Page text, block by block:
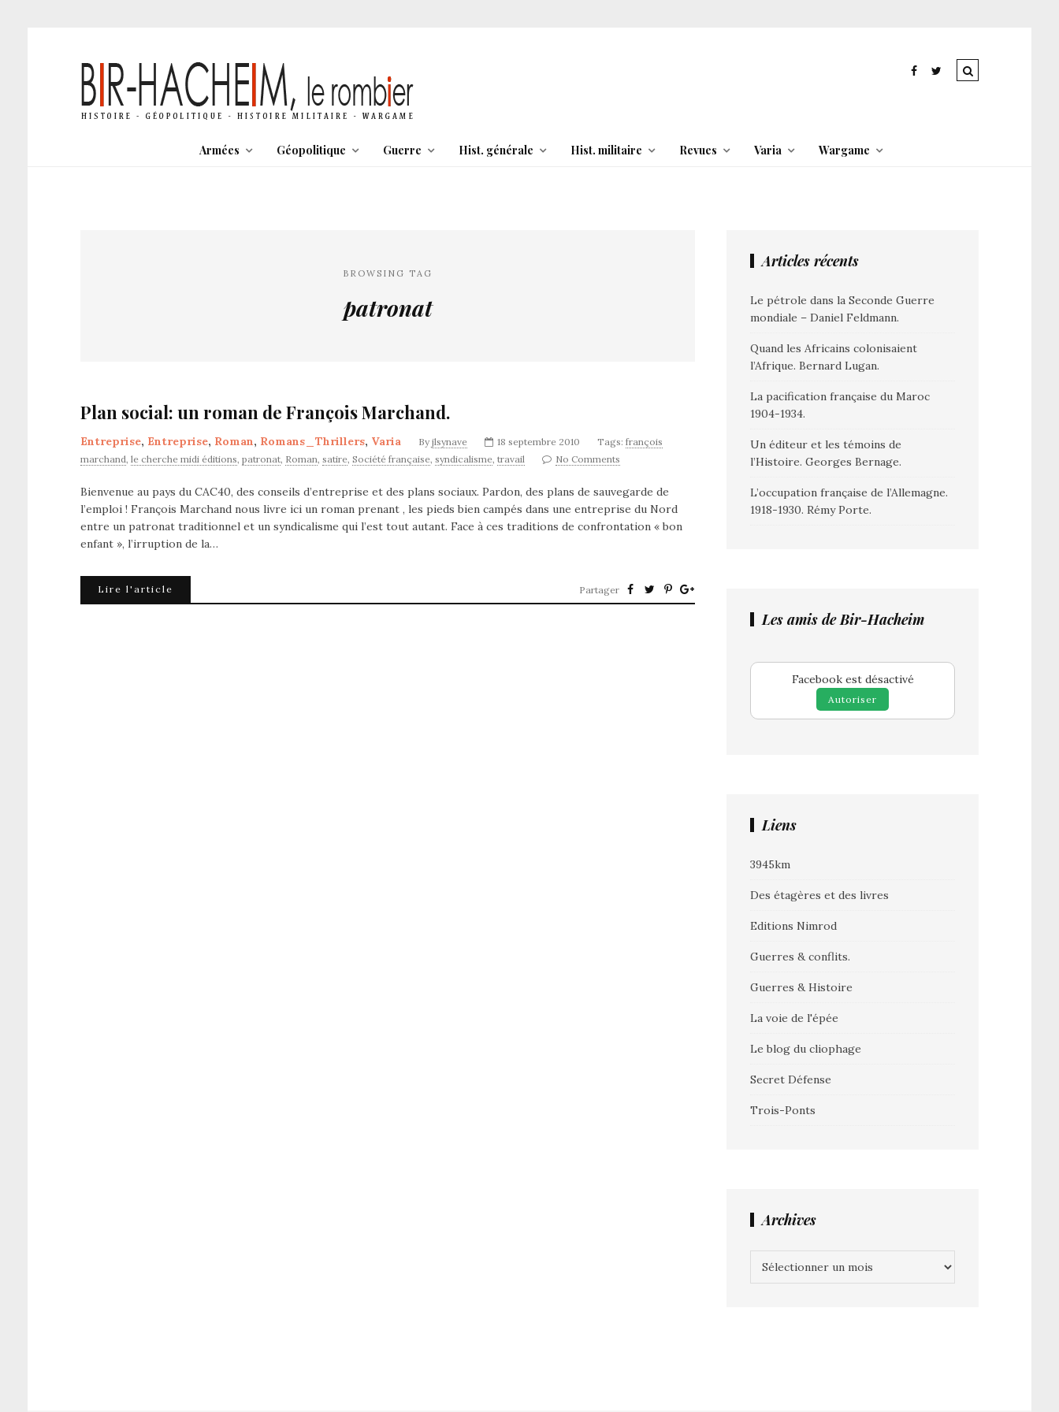
Armées Géopolitique Guerre Hist. générale Hist. militaire Revues Varia Wargame
BROWSING TAG
patronat
Plan social: un roman de François Marchand.
Entreprise, Entreprise, Roman, Romans_Thrillers, Varia By jlsynave 18 septembre 2010 Tags: françois
marchand, le cherche midi éditions, patronat, Roman, satire, Société française, syndicalisme, travail No Comments
Bienvenue au pays du CAC40, des conseils d’entreprise et des plans sociaux. Pardon, des plans de sauvegarde de
l’emploi ! François Marchand nous livre ici un roman prenant , les pieds bien campés dans une entreprise du Nord
entre un patronat traditionnel et un syndicalisme qui l’est tout autant. Face à ces traditions de confrontation « bon
enfant », l’irruption de la…
Lire l'article Partager
Articles récents
Le pétrole dans la Seconde Guerre
mondiale – Daniel Feldmann.
Quand les Africains colonisaient
l’Afrique. Bernard Lugan.
La pacification française du Maroc
1904-1934.
Un éditeur et les témoins de
l’Histoire. Georges Bernage.
L’occupation française de l’Allemagne.
1918-1930. Rémy Porte.
Les amis de Bir-Hacheim
Facebook est désactivé
Autoriser
Liens
3945km
Des étagères et des livres
Editions Nimrod
Guerres & conflits.
Guerres & Histoire
La voie de l'épée
Le blog du cliophage
Secret Défense
Trois-Ponts
Archives